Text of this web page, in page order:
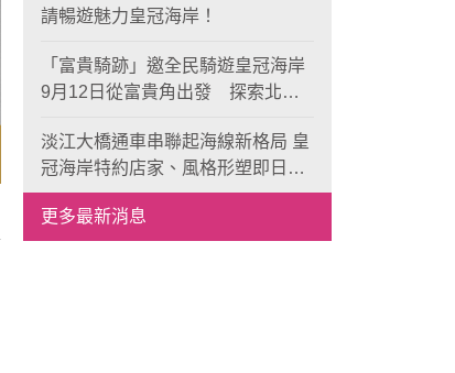
請暢遊魅力皇冠海岸！
「富貴騎跡」邀全民騎遊皇冠海岸
9月12日從富貴角出發 探索北海
淡江大橋通車串聯起海線新格局 皇
冠海岸特約店家、風格形塑即日起
開放報名
更多最新消息